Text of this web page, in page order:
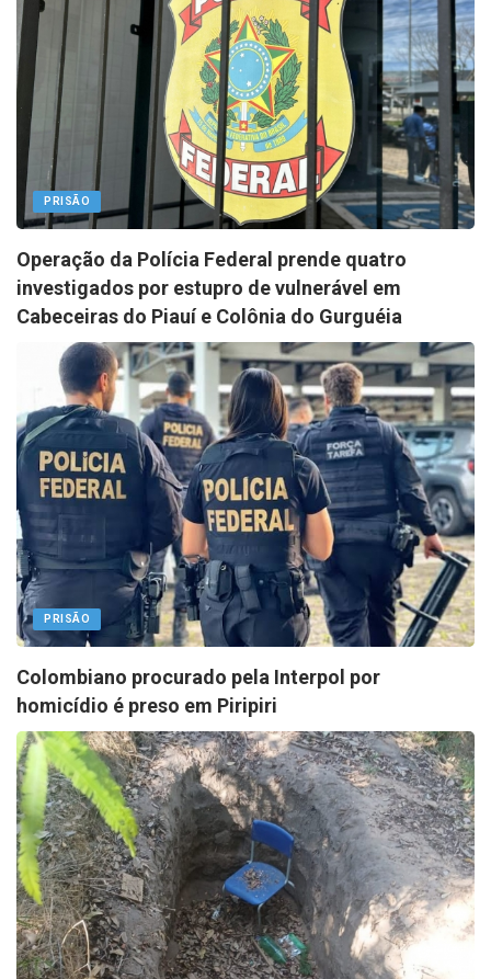
PRISÃO
Operação da Polícia Federal prende quatro
investigados por estupro de vulnerável em
Cabeceiras do Piauí e Colônia do Gurguéia
PRISÃO
Colombiano procurado pela Interpol por
homicídio é preso em Piripiri